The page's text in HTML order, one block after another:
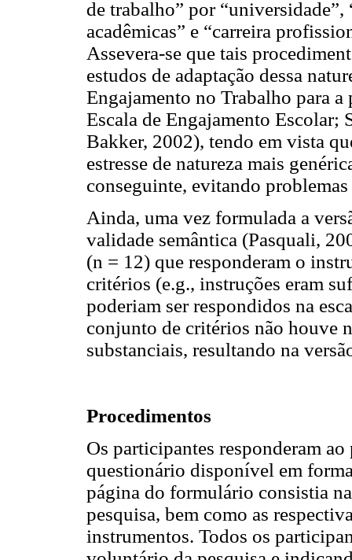
de trabalho” por
acadêmicas” e “carreira
Assevera-se que tais
estudos de adaptação dessa
Engajamento no Trabalho para
Escala de Engajamento
Bakker, 2002), tendo em vista
estresse de natureza mais
conseguinte, evitando
Ainda, uma vez formulada a
validade semântica (Pasquali,
(n = 12) que responderam o
critérios (e.g., instruções eram
poderiam ser respondidos na
conjunto de critérios não houve
substanciais, resultando na
Procedimentos
Os participantes responderam
questionário disponível em
página do formulário consistia
pesquisa, bem como as
instrumentos. Todos os